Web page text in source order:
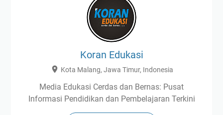
Koran Edukasi
Kota Malang, Jawa Timur, Indonesia
Media Edukasi Cerdas dan Bernas: Pusat
Informasi Pendidikan dan Pembelajaran Terkini